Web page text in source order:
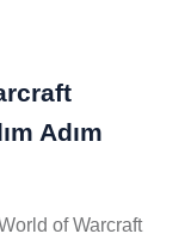
Adım
of Warcraft